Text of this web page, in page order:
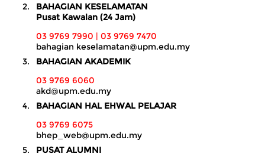
BAHAGIAN KESELAMATAN
Pusat Kawalan (24 Jam)
03 9769 7990 | 03 9769 7470
bahagian keselamatan@upm.edu.my
BAHAGIAN AKADEMIK
03 9769 6060
akd@upm.edu.my
BAHAGIAN HAL EHWAL PELAJAR
03 9769 6075
bhep_web@upm.edu.my
PUSAT ALUMNI